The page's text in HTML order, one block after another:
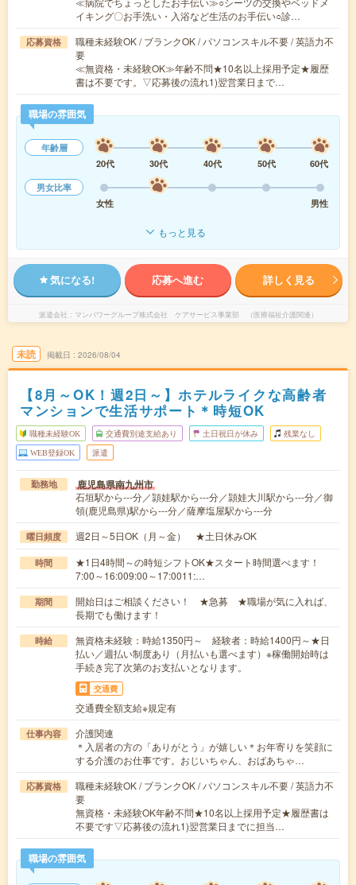
イキング〇お手洗い・入浴など生活のお手伝い○診…
応募資格
職種未経験OK / ブランクOK / パソコンスキル不要 / 英語力不
要
≪無資格・未経験OK≫年齢不問★10名以上採用予定★履歴
書は不要です。▽応募後の流れ1)翌営業日まで…
職場の雰囲気
年齢層
20代
30代 40代 50代
60代
男女比率
女性
男性
もっと見る
気になる! 応募へ進む 詳しく見る
派遣会社 マンパワーグループ株式会社 ケアサービス事業部 （医療福祉介護関連）
未読 掲載日 2026/08/04
【8月～OK！週2日～】ホテルライクな高齢者
マンションで生活サポート＊時短OK
職種未経験OK 交通費別途支給あり 土日祝日が休み 残業なし
WEB登録OK 派遣
勤務地 鹿児島県南九州市
石垣駅から---分／頴娃駅から---分／頴娃大川駅から---分／御
領(鹿児島県)駅から---分／薩摩塩屋駅から---分
曜日頻度 週2日～5日OK（月～金） ★土日休みOK
時間
★1日4時間～の時短シフトOK★スタート時間選べます！
7:00～16:009:00～17:0011:…
期間
開始日はご相談ください！ ★急募 ★職場が気に入れば、
長期でも働けます！
時給
無資格未経験：時給1350円～ 経験者：時給1400円～★日
払い／週払い制度あり（月払いも選べます）※稼働開始時は
手続き完了次第のお支払いとなります。
交通費
交通費全額支給※規定有
仕事内容
介護関連
＊入居者の方の「ありがとう」が嬉しい＊お年寄りを笑顔に
する介護のお仕事です。おじいちゃん、おばあちゃ…
応募資格
職種未経験OK / ブランクOK / パソコンスキル不要 / 英語力不
要
無資格・未経験OK年齢不問★10名以上採用予定★履歴書は
不要です▽応募後の流れ1)翌営業日までに担当…
職場の雰囲気